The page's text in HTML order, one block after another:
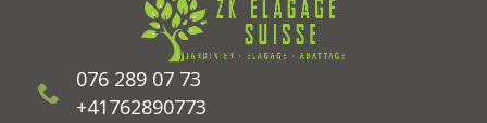
076 289 07 73
+41762890773